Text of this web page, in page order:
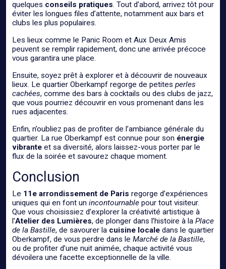
quelques conseils pratiques. Tout d’abord, arrivez tôt pour
éviter les longues files d’attente, notamment aux bars et
clubs les plus populaires.
Les lieux comme le Panic Room et Aux Deux Amis
peuvent se remplir rapidement, donc une arrivée précoce
vous garantira une place.
Ensuite, soyez prêt à explorer et à découvrir de nouveaux
lieux. Le quartier Oberkampf regorge de petites perles
cachées, comme des bars à cocktails ou des clubs de jazz,
que vous pourriez découvrir en vous promenant dans les
rues adjacentes.
Enfin, n’oubliez pas de profiter de l’ambiance générale du
quartier. La rue Oberkampf est connue pour son énergie
vibrante et sa diversité, alors laissez-vous porter par le
flux de la soirée et savourez chaque moment.
Conclusion
Le 11e arrondissement de Paris regorge d’expériences
uniques qui en font un incontournable pour tout visiteur.
Que vous choisissiez d’explorer la créativité artistique à
l’Atelier des Lumières, de plonger dans l’histoire à la Place
de la Bastille, de savourer la cuisine locale dans le quartier
Oberkampf, de vous perdre dans le Marché de la Bastille,
ou de profiter d’une nuit animée, chaque activité vous
dévoilera une facette exceptionnelle de la ville.